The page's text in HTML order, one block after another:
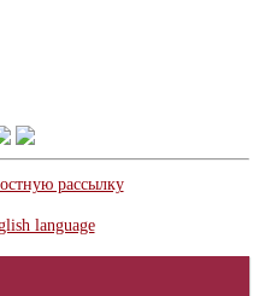
рассылку
language